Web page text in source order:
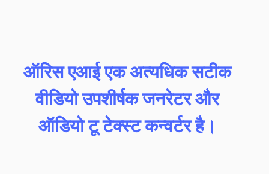
ऑरिस एआई एक अत्यधिक सटीक
वीडियो उपशीर्षक जनरेटर और
ऑडियो टू टेक्स्ट कन्वर्टर है।